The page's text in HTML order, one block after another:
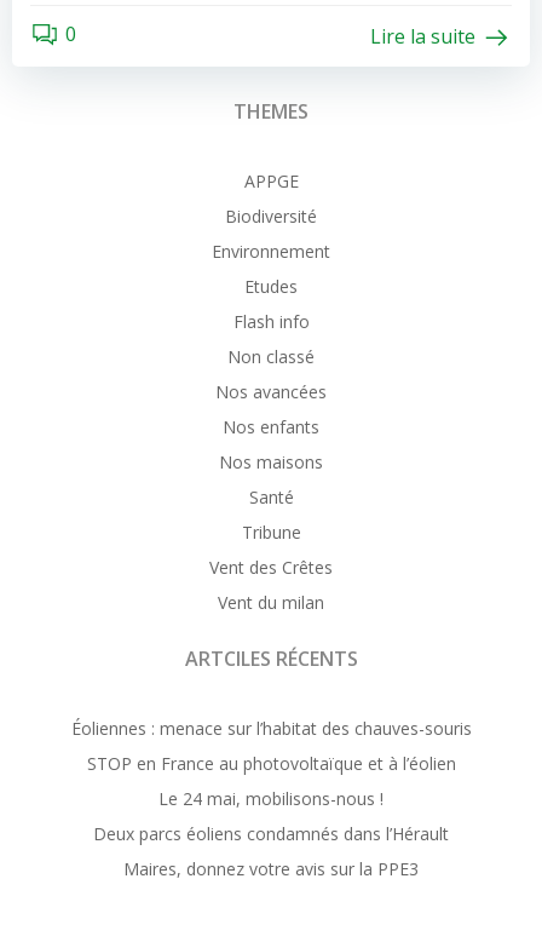
0 Lire la suite
THEMES
APPGE
Biodiversité
Environnement
Etudes
Flash info
Non classé
Nos avancées
Nos enfants
Nos maisons
Santé
Tribune
Vent des Crêtes
Vent du milan
ARTCILES RÉCENTS
Éoliennes : menace sur l’habitat des chauves-souris
STOP en France au photovoltaïque et à l’éolien
Le 24 mai, mobilisons-nous !
Deux parcs éoliens condamnés dans l’Hérault
Maires, donnez votre avis sur la PPE3